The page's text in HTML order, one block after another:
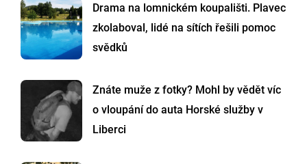
Drama na lomnickém koupališti. Plavec
zkolaboval, lidé na sítích řešili pomoc
svědků
Znáte muže z fotky? Mohl by vědět víc
o vloupání do auta Horské služby v
Liberci